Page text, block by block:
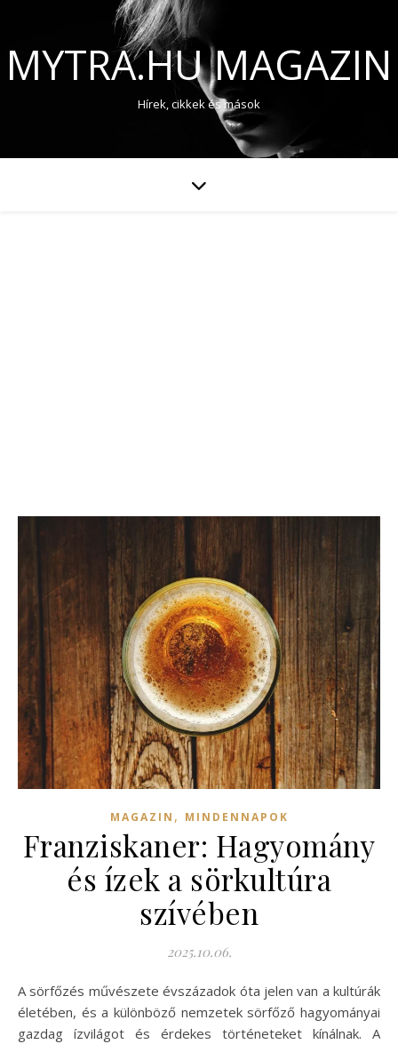
MYTRA.HU MAGAZIN
Hírek, cikkek és mások
MAGAZIN , MINDENNAPOK
Franziskaner: Hagyomány
és ízek a sörkultúra
szívében
2025.10.06.
A sörfőzés művészete évszázadok óta jelen van a kultúrák
életében, és a különböző nemzetek sörfőző hagyományai
gazdag ízvilágot és érdekes történeteket kínálnak. A